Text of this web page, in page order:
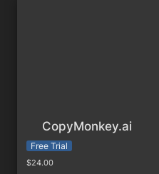
CopyMonkey.ai
Free Trial
$24.00